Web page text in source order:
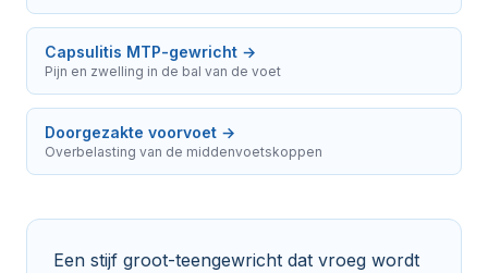
Capsulitis MTP-gewricht →
Pijn en zwelling in de bal van de voet
Doorgezakte voorvoet →
Overbelasting van de middenvoetskoppen
Een stijf groot-teengewricht dat vroeg wordt